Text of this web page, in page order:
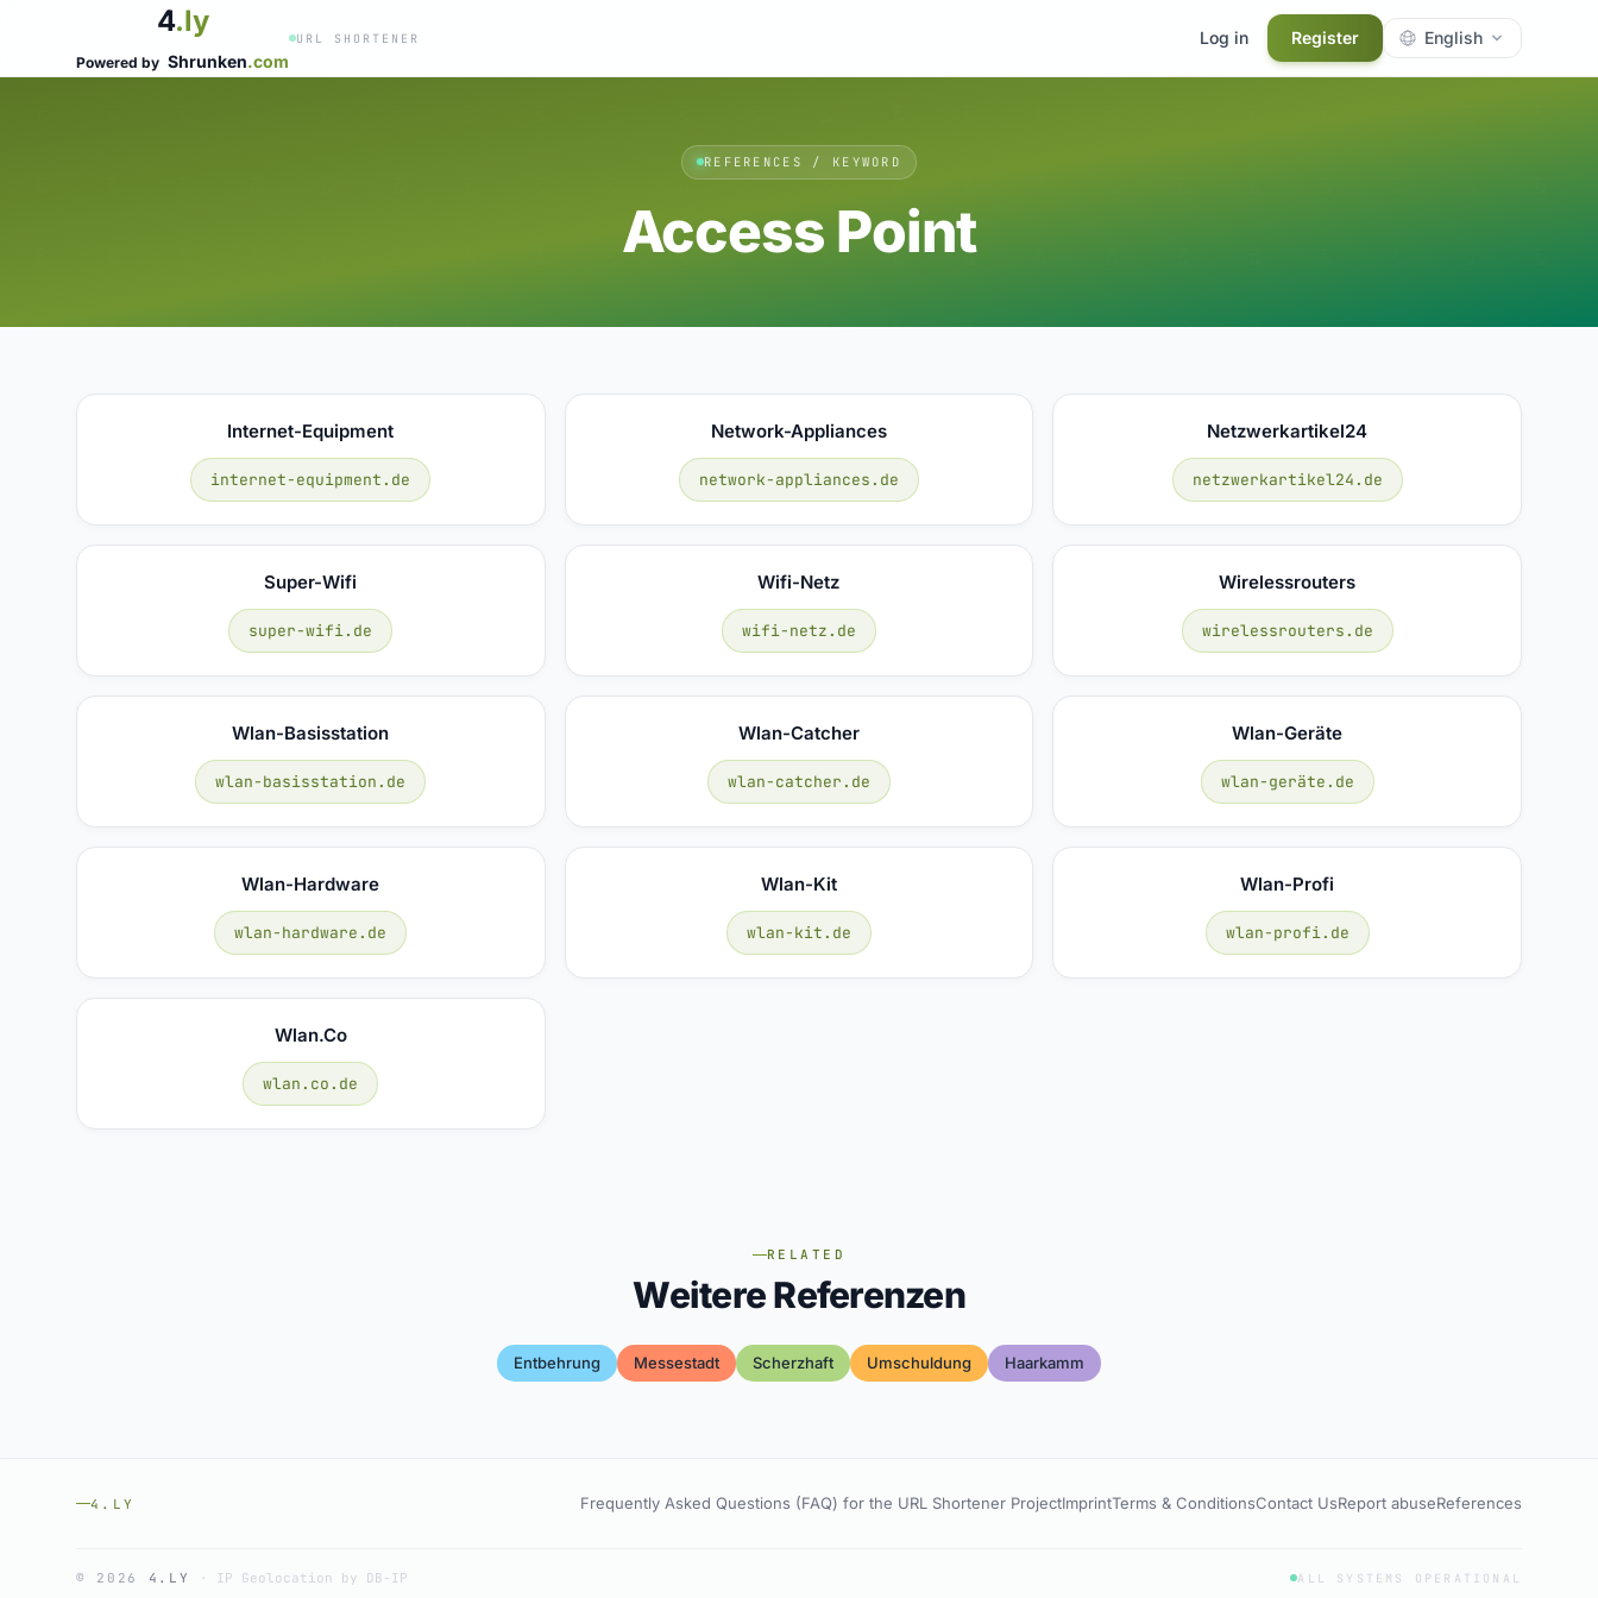
4.ly
Powered by Shrunken.com
URL SHORTENER Log in Register English
REFERENCES / KEYWORD
Access Point
Internet-Equipment
internet-equipment.de
Network-Appliances
network-appliances.de
Netzwerkartikel24
netzwerkartikel24.de
Super-Wifi
super-wifi.de
Wifi-Netz
wifi-netz.de
Wirelessrouters
wirelessrouters.de
Wlan-Basisstation
wlan-basisstation.de
Wlan-Catcher
wlan-catcher.de
Wlan-Geräte
wlan-geräte.de
Wlan-Hardware
wlan-hardware.de
Wlan-Kit
wlan-kit.de
Wlan-Profi
wlan-profi.de
Wlan.co
wlan.co.de
RELATED
Weitere Referenzen
Entbehrung Messestadt Scherzhaft Umschuldung Haarkamm
4.LY Frequently Asked Questions (FAQ) for the URL Shortener ProjectImprintTerms & ConditionsContact UsReport abuseReferences
© 2026 4.LY · IP Geolocation by DB-IP ALL SYSTEMS OPERATIONAL